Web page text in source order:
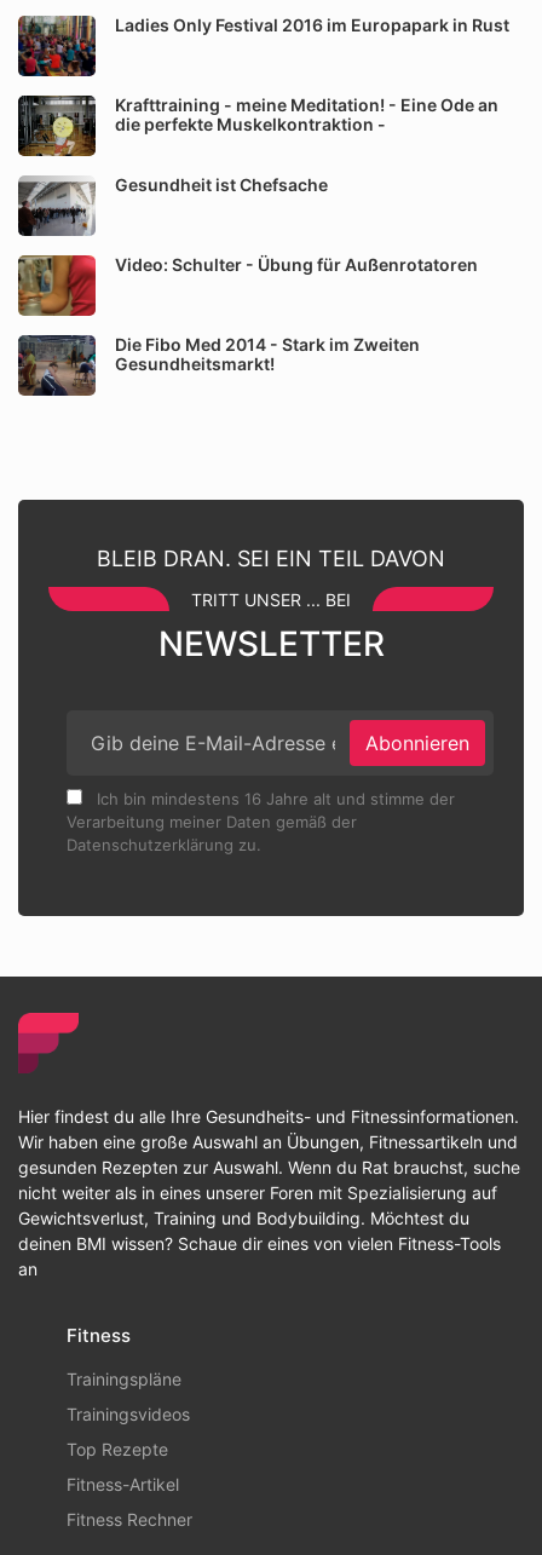
Ladies Only Festival 2016 im Europapark in Rust
Krafttraining - meine Meditation! - Eine Ode an
die perfekte Muskelkontraktion -
Gesundheit ist Chefsache
Video: Schulter - Übung für Außenrotatoren
Die Fibo Med 2014 - Stark im Zweiten
Gesundheitsmarkt!
BLEIB DRAN. SEI EIN TEIL DAVON
TRITT UNSER ... BEI
NEWSLETTER
Abonnieren
Ich bin mindestens 16 Jahre alt und stimme der
Verarbeitung meiner Daten gemäß der
Datenschutzerklärung zu.
Hier findest du alle Ihre Gesundheits- und Fitnessinformationen.
Wir haben eine große Auswahl an Übungen, Fitnessartikeln und
gesunden Rezepten zur Auswahl. Wenn du Rat brauchst, suche
nicht weiter als in eines unserer Foren mit Spezialisierung auf
Gewichtsverlust, Training und Bodybuilding. Möchtest du
deinen BMI wissen? Schaue dir eines von vielen Fitness-Tools
an
Fitness
Trainingspläne
Trainingsvideos
Top Rezepte
Fitness-Artikel
Fitness Rechner